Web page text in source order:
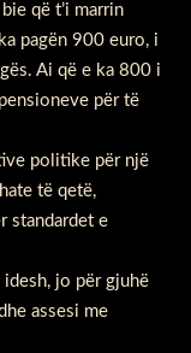
që t’i marrin
pagën 900 euro, i
Ai që e ka 800 i
për të
politike për një
të qetë,
standardet e
jo për gjuhë
assesi me